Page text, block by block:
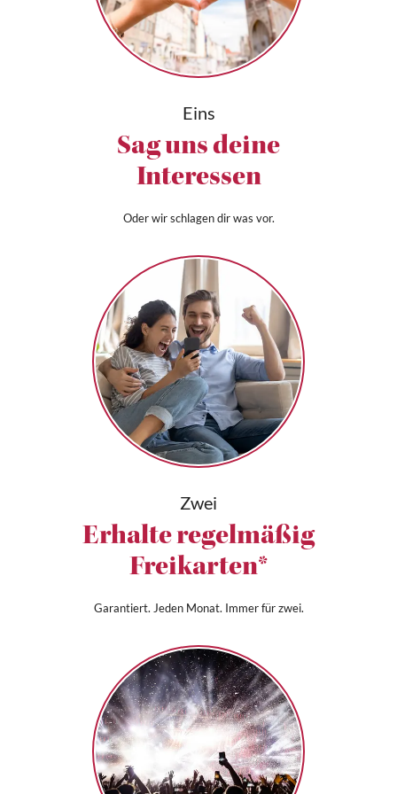
Eins
Sag uns deine
Interessen
Oder wir schlagen dir was vor.
Zwei
Erhalte regelmäßig
Freikarten*
Garantiert. Jeden Monat. Immer für zwei.